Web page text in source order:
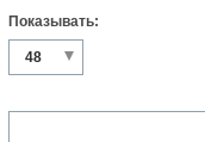
КРЕСТ-СКЛАДЕНЬ
СЕРЕБРЯНЫЙ
СКЛАДЕНЬ
Показывать: